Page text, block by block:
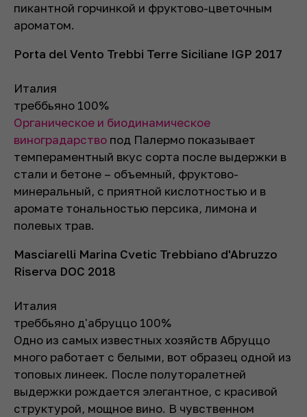
пикантной горчинкой и фруктово-цветочным
ароматом.
Porta del Vento Trebbi Terre Siciliane IGP 2017
Италия
треббьяно 100%
Органическое и биодинамическое
виноградарство под Палермо показывает
темпераментный вкус сорта после выдержки в
стали и бетоне – объемный, фруктово-
минеральный, с приятной кислотностью и в
аромате тональностью персика, лимона и
полевых трав.
Masciarelli Marina Cvetic Trebbiano d'Abruzzo
Riserva DOC 2018
Италия
треббьяно д'абруццо 100%
Одно из самых известных хозяйств Абруццо
много работает с белыми, вот образец одной из
топовых линеек. После полуторалетней
выдержки рождается элегантное, с красивой
структурой, мощное вино. В чувственном